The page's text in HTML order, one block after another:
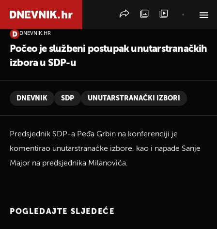
DNEVNIK.HR
Počeo je službeni postupak unutarstranačkih
izbora u SDP-u
DNEVNIK SDP UNUTARSTRANAČKI IZBORI
Predsjednik SDP-a Peđa Grbin na konferenciji je
komentirao unutarstranačke izbore, kao i napade Sanje
Major na predsjednika Milanovića.
POGLEDAJTE SLJEDEĆE
PRETRAŽITE VIJESTI